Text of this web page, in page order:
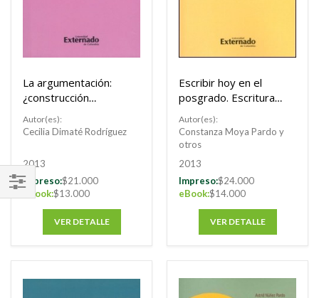
La argumentación:
¿construcción
cognitivo?
Autor(es):
Cecilia Dimaté Rodríguez
2013
Impreso:$21.000
eBook:$13.000
VER DETALLE
Escribir hoy en el
posgrado. Escritura
producción de
conocimiento
Autor(es):
Constanza Moya Pardo y
otros
2013
Impreso:$24.000
eBook:$14.000
VER DETALLE
FILTRAR